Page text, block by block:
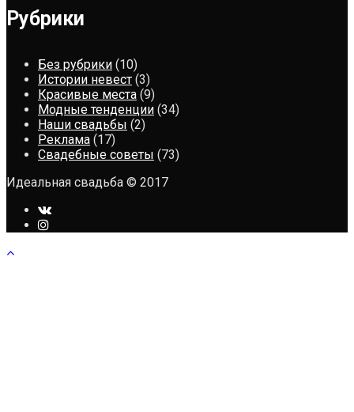
Рубрики
Без рубрики (10)
Истории невест (3)
Красивые места (9)
Модные тенденции (34)
Наши свадьбы (2)
Реклама (17)
Свадебные советы (73)
Идеальная свадьба © 2017